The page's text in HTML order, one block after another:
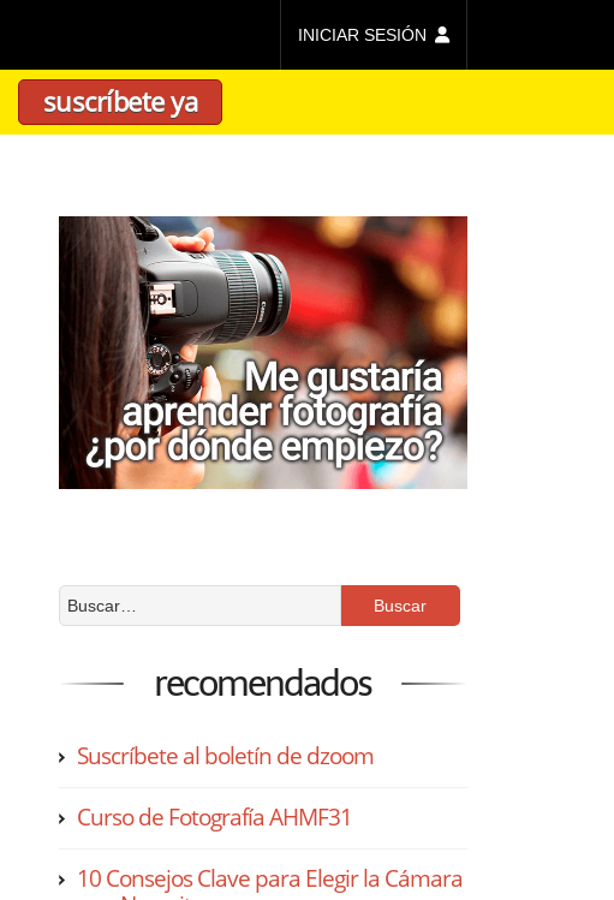
INICIAR SESIÓN
suscríbete ya
recomendados
Suscríbete al boletín de dzoom
Curso de Fotografía AHMF31
10 Consejos Clave para Elegir la Cámara